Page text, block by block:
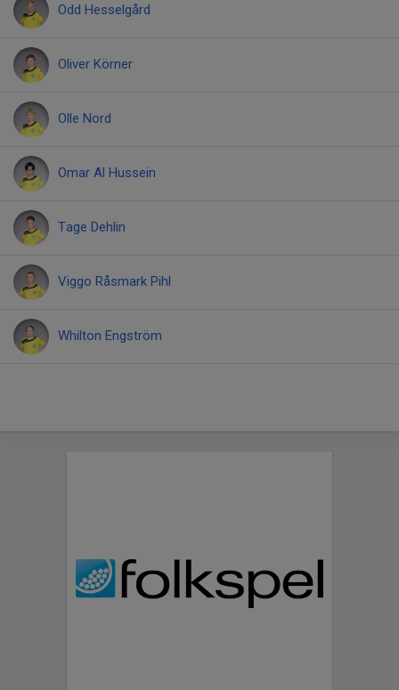
Odd Hesselgård
Oliver Körner
Olle Nord
Omar Al Hussein
Tage Dehlin
Viggo Råsmark Pihl
Whilton Engström